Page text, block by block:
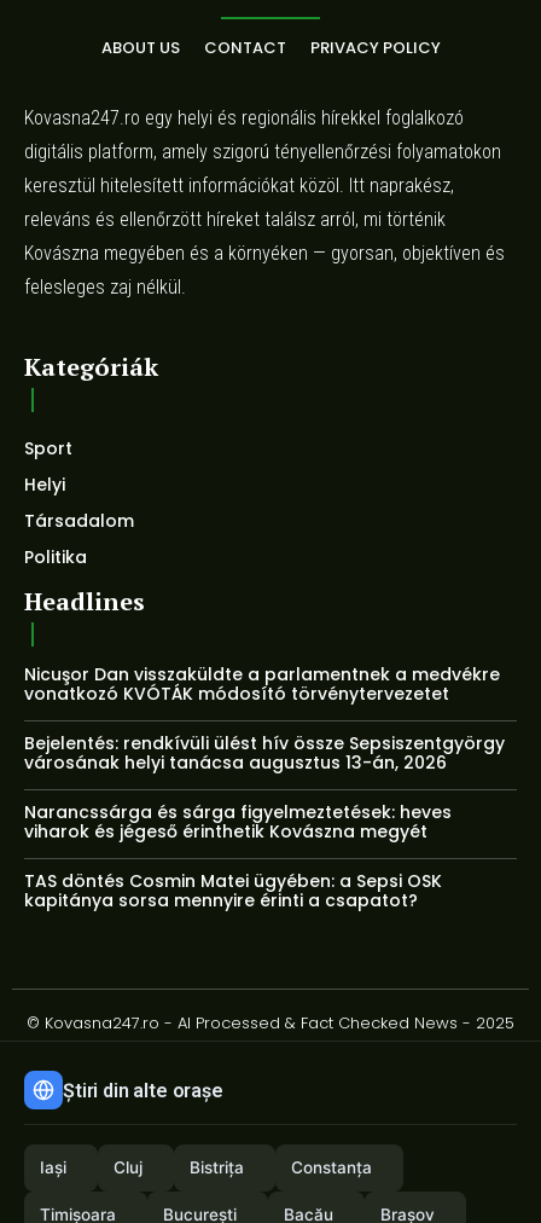
ABOUT US CONTACT PRIVACY POLICY
Kovasna247.ro egy helyi és regionális hírekkel foglalkozó
digitális platform, amely szigorú tényellenőrzési folyamatokon
keresztül hitelesített információkat közöl. Itt naprakész,
releváns és ellenőrzött híreket találsz arról, mi történik
Kovászna megyében és a környéken — gyorsan, objektíven és
felesleges zaj nélkül.
Kategóriák
Sport
Helyi
Társadalom
Politika
Headlines
Nicuşor Dan visszaküldte a parlamentnek a medvékre
vonatkozó KVÓTÁK módosító törvénytervezetet
Bejelentés: rendkívüli ülést hív össze Sepsiszentgyörgy
városának helyi tanácsa augusztus 13-án, 2026
Narancssárga és sárga figyelmeztetések: heves
viharok és jégeső érinthetik Kovászna megyét
TAS döntés Cosmin Matei ügyében: a Sepsi OSK
kapitánya sorsa mennyire érinti a csapatot?
© Kovasna247.ro - AI Processed & Fact Checked News - 2025
Știri din alte orașe
Iași Cluj Bistrița Constanța
Timișoara București Bacău Brașov